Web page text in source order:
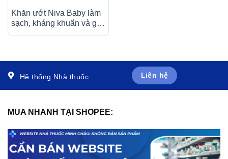
Khăn ướt Niva Baby làm
sạch, kháng khuẩn và giữ
Hệ thống Nhà thuốc Liên hệ
MUA NHANH TẠI SHOPEE: